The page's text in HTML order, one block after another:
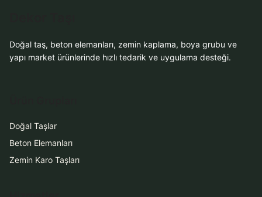
Doğal taş, beton elemanları, zemin kaplama, boya grubu ve
yapı market ürünlerinde hızlı tedarik ve uygulama desteği.
Doğal Taşlar
Beton Elemanları
Zemin Karo Taşları